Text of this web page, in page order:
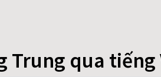
Trung qua tiếng